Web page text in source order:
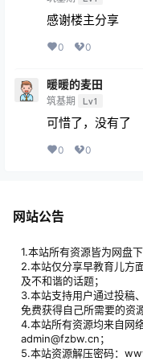
感谢楼主分享
0 0
暖暖的麦田
筑基期 Lv1
可惜了，没有了
0 0
网站公告
1.本站所有资源皆为网盘
2.本站仅分享早教育儿方
及不和谐的话题；
3.本站支持用户通过投稿
免费获得自己所需要的资源
4.本站所有资源均来自网
admin@fzbw.cn；
5.本站资源解压密码：